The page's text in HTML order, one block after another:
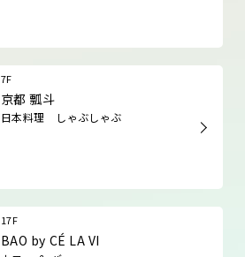
7F
京都 瓢斗
日本料理 しゃぶしゃぶ
17F
BAO by CÉ LA VI